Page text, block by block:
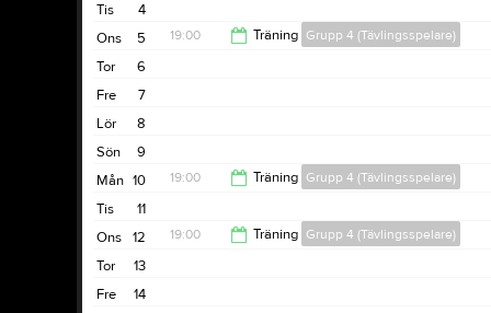
4
Tis
5
Ons 19:00 Träning Grupp 4 (Tävlingsspelare)
6
Tor
7
Fre
8
Lör
9
Sön
10
Mån 19:00 Träning Grupp 4 (Tävlingsspelare)
20:30
11
Tis
12
Ons 19:00 Träning Grupp 4 (Tävlingsspelare)
13
Tor
14
Fre